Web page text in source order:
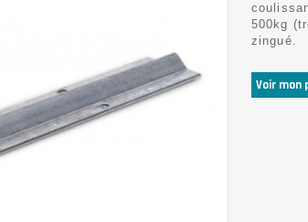
500kg
zingué.
Voir mon